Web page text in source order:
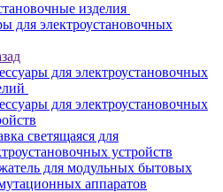
изделия
для электроустановочных
для электроустановочных
для электроустановочных
светящаяся для
устройств
для модульных бытовых
аппаратов